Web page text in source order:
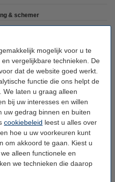
mogelijk voor u te
vergelijkbare technieken. De
dat de website goed werkt.
functie die ons helpt de
We laten u graag alleen
bij uw interesses en willen
uw gedrag binnen en buiten
cookiebeleid leest u alles over
hoe u uw voorkeuren kunt
om akkoord te gaan. Kiest u
alleen functionele en
we technieken die daarop
& schemer
10 min
meter
V
°C